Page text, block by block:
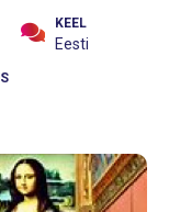
KEEL
Eesti